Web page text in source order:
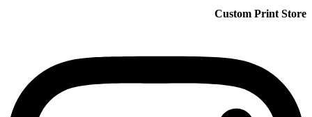
Custom Print Store